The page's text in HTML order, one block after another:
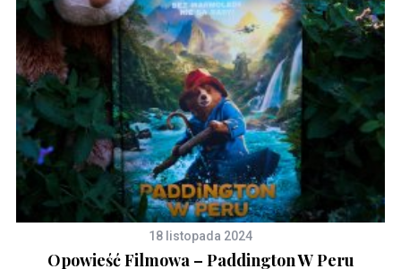
18 listopada 2024
Opowieść Filmowa – Paddington W Peru